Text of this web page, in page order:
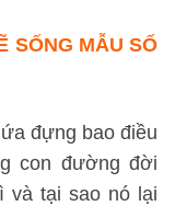
SỐNG MẪU SỐ
đựng bao điều
con đường đời
và tại sao nó lại